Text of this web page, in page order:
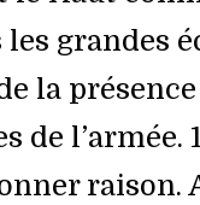
les grandes
la
de l’armée.
raison.